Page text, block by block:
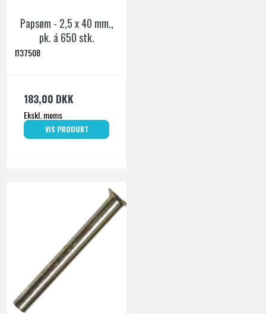
Papsøm - 2,5 x 40 mm.,
pk. á 650 stk.
I137508
183,00 DKK
Ekskl. moms
VIS PRODUKT